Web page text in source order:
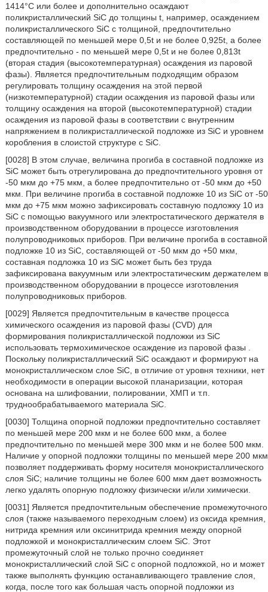
1414°C или более и дополнительно осаждают
поликристаллический SiC до толщины t, например, осаждением
поликристаллического SiC с толщиной, предпочтительно
составляющей по меньшей мере 0,5t и не более 0,925t, а более
предпочтительно - по меньшей мере 0,5t и не более 0,813t
(вторая стадия (высокотемпературная) осаждения из паровой
фазы). Является предпочтительным подходящим образом
регулировать толщину осаждения на этой первой
(низкотемпературной) стадии осаждения из паровой фазы или
толщину осаждения на второй (высокотемпературной) стадии
осаждения из паровой фазы в соответствии с внутренним
напряжением в поликристаллической подложке из SiC и уровнем
коробления в слоистой структуре с SiC.
[0028] В этом случае, величина прогиба в составной подложке из
SiC может быть отрегулирована до предпочтительного уровня от
-50 мкм до +75 мкм, а более предпочтительно от -50 мкм до +50
мкм. При величине прогиба в составной подложке 10 из SiC от -50
мкм до +75 мкм можно зафиксировать составную подложку 10 из
SiC с помощью вакуумного или электростатического держателя в
производственном оборудовании в процессе изготовления
полупроводниковых приборов. При величине прогиба в составной
подложке 10 из SiC, составляющей от -50 мкм до +50 мкм,
составная подложка 10 из SiC может быть без труда
зафиксирована вакуумным или электростатическим держателем в
производственном оборудовании в процессе изготовления
полупроводниковых приборов.
[0029] Является предпочтительным в качестве процесса
химического осаждения из паровой фазы (CVD) для
формирования поликристаллической подложки из SiC
использовать термохимическое осаждение из паровой фазы .
Поскольку поликристаллический SiC осаждают и формируют на
монокристаллическом слое SiC, в отличие от уровня техники, нет
необходимости в операции высокой планаризации, которая
основана на шлифовании, полировании, ХМП и т.п.
труднообрабатываемого материала SiC.
[0030] Толщина опорной подложки предпочтительно составляет
по меньшей мере 200 мкм и не более 600 мкм, а более
предпочтительно по меньшей мере 300 мкм и не более 500 мкм.
Наличие у опорной подложки толщины по меньшей мере 200 мкм
позволяет поддерживать форму носителя монокристаллического
слоя SiC; наличие толщины не более 600 мкм дает возможность
легко удалять опорную подложку физически и/или химически.
[0031] Является предпочтительным обеспечение промежуточного
слоя (также называемого переходным слоем) из оксида кремния,
нитрида кремния или оксинитрида кремния между опорной
подложкой и монокристаллическим слоем SiC. Этот
промежуточный слой не только прочно соединяет
монокристаллический слой SiC с опорной подложкой, но и может
также выполнять функцию останавливающего травление слоя,
когда, после того как большая часть опорной подложки из